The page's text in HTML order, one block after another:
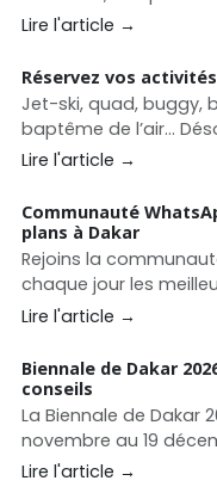
sites, culture,
Lire l'article →
Réservez vos
Jet-ski, quad, buggy,
baptême de l’air…
quelques clics
Lire l'article →
Communauté
plans à Dakar
Rejoins la
chaque jour les
événements et bons
Lire l'article →
Biennale de Dakar
conseils
La Biennale de Dakar
novembre au 19
conseils pour
Lire l'article →